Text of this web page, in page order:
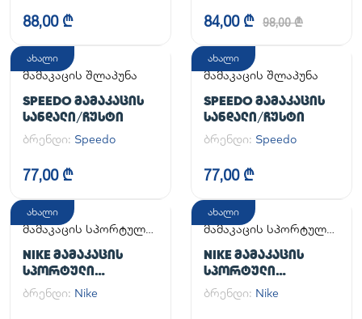
88,00 ₾ 84,00 ₾ 98,00 ₾
ახალი
მამაკაცის შლაპუნა
SPEEDO ᲛᲐᲛᲐᲙᲐᲪᲘᲡ
ᲡᲐᲜᲓᲐᲚᲘ/ᲩᲣᲡᲢᲘ
ბრენდი: Speedo
77,00 ₾
ახალი
მამაკაცის შლაპუნა
SPEEDO ᲛᲐᲛᲐᲙᲐᲪᲘᲡ
ᲡᲐᲜᲓᲐᲚᲘ/ᲩᲣᲡᲢᲘ
ბრენდი: Speedo
77,00 ₾
ახალი
მამაკაცის სპორტული
NIKE ᲛᲐᲛᲐᲙᲐᲪᲘᲡ
ᲡᲞᲝᲠᲢᲣᲚᲘ
ᲤᲔᲮᲡᲐᲪᲛᲔᲚᲘ AIR
FORCE 1 '07
ბრენდი: Nike
ახალი
მამაკაცის სპორტული
NIKE ᲛᲐᲛᲐᲙᲐᲪᲘᲡ
ᲡᲞᲝᲠᲢᲣᲚᲘ
ᲤᲔᲮᲡᲐᲪᲛᲔᲚᲘ AIR
FORCE 1 '07
ბრენდი: Nike